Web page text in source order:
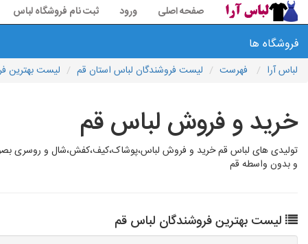
صفحه اصلی ورود ثبت نام فروشگاه لباس
فروشگاه ها
لباس آرا فهرست لیست فروشندگان لباس استان قم لیست بهترین
خرید و فروش لباس قم
تولیدی های لباس قم خرید و فروش لباس،پوشاک،کیف،کفش،شال و روسری
و بدون واسطه قم
لیست بهترین فروشندگان لباس قم